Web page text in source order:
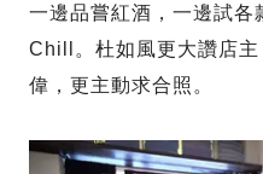
一邊品嘗紅酒，一邊試各
Chill。杜如風更大讚店
偉，更主動求合照。